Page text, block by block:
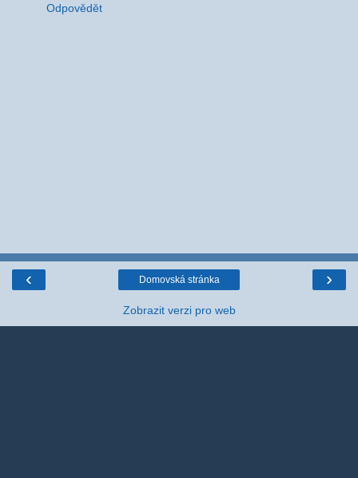
Odpovědět
‹ ›
Domovská stránka
Zobrazit verzi pro web